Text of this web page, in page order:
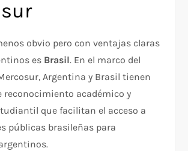
obvio pero con ventajas claras
es Brasil. En el marco del
Argentina y Brasil tienen
reconocimiento académico y
que facilitan el acceso a
públicas brasileñas para